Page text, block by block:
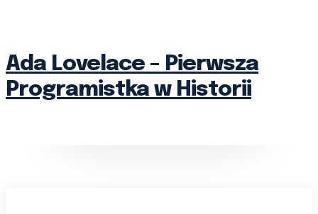
Ada Lovelace – Pierwsza
Programistka w Historii